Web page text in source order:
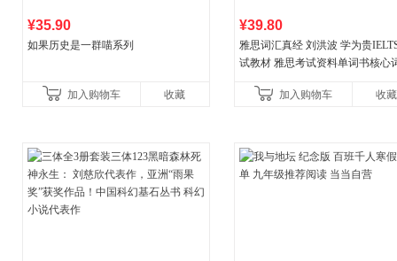
¥35.90
如果历史是一群喵系列
加入购物车 收藏
¥39.80
雅思词汇真经 刘洪波 学为贵
试教材 雅思考试资料单词书核心
加入购物车
收藏